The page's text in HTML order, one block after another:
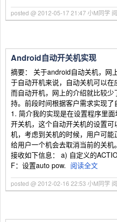
posted @ 2012-05-17 21:47 小M同学
Android自动开关机实现
摘要： 关于android自动关机，网
于自动开机来说，自动关机可以在
而自动开机，网上的介绍就比较
持。前段时间根据客户需求实现了
1. 简介我的实现是在设置程序里
开关机，这个自动开关机的设置
机，考虑到关机的时候，用户可
给用户一个机会去取消当前的关
接收如下信息： a) 自定义的
F：设置auto pow. 阅读全文
posted @ 2012-02-16 22:53 小M同学